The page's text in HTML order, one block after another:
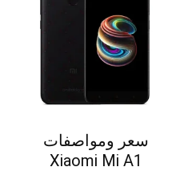
سعر ومواصفات
Xiaomi Mi A1